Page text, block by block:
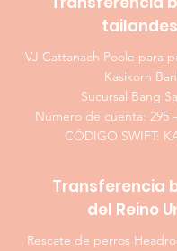
VJ Cattanach Poole para
Kasikorn
Sucursal Bang
Número de cuenta: 295
CÓDIGO SWIFT:
Transferencia
del Reino
Rescate de perros